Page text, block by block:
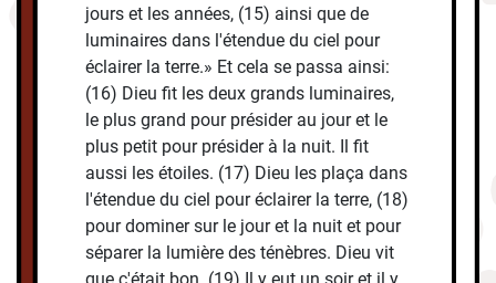
jours et les années, (15) ainsi que de
luminaires dans l'étendue du ciel pour
éclairer la terre.» Et cela se passa ainsi:
(16) Dieu fit les deux grands luminaires,
le plus grand pour présider au jour et le
plus petit pour présider à la nuit. Il fit
aussi les étoiles. (17) Dieu les plaça dans
l'étendue du ciel pour éclairer la terre, (18)
pour dominer sur le jour et la nuit et pour
séparer la lumière des ténèbres. Dieu vit